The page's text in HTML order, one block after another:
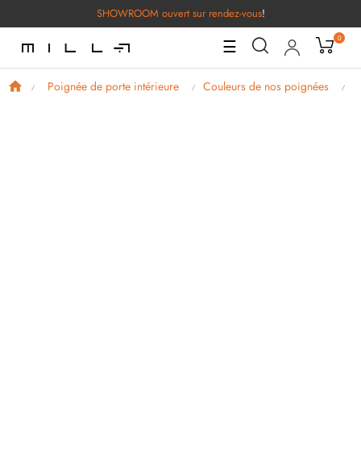
SHOWROOM ouvert sur rendez-vous!
Basculer
la
navigation
☰ 0
Poignée de porte intérieure Couleurs de nos poignées